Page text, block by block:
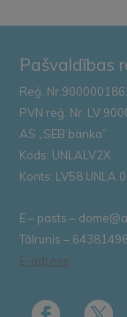
Pašvaldības
Reģ.
PVN reģ. Nr. LV
AS „SEB banka”
Kods: UNLALV2X
Konts: LV58 UNLA
E – pasts –
Tālrunis – 64381496
E-adrese